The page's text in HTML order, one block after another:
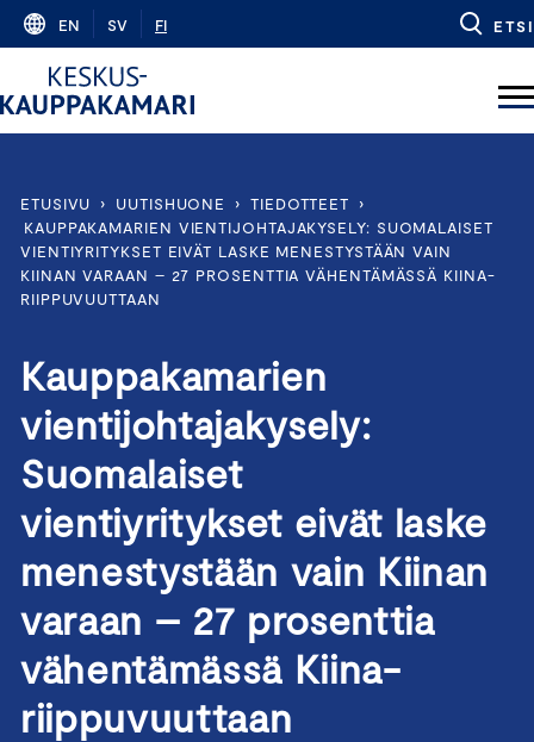
Skip
content
EN SV FI ETSI
ETUSIVU › UUTISHUONE › TIEDOTTEET
›
KAUPPAKAMARIEN VIENTIJOHTAJAKYSELY: SUOMALAISET
VIENTIYRITYKSET EIVÄT LASKE MENESTYSTÄÄN VAIN
KIINAN VARAAN – 27 PROSENTTIA VÄHENTÄMÄSSÄ KIINA-
RIIPPUVUUTTAAN
Kauppakamarien
vientijohtajakysely:
Suomalaiset
vientiyritykset eivät laske
menestystään vain Kiinan
varaan – 27 prosenttia
vähentämässä Kiina-
riippuvuuttaan